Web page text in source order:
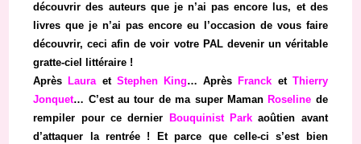
découvrir des auteurs que je n’ai pas encore lus, et des
livres que je n’ai pas encore eu l’occasion de vous faire
découvrir, ceci afin de voir votre PAL devenir un véritable
gratte-ciel littéraire !
Après Lauraet Stephen King… Après Franck et Thierry
Jonquet… C’est au tour de ma super Maman Roseline de
rempiler pour ce dernier
Bouquinist Park aoûtien avant
d’attaquer la rentrée ! Et parce que celle-ci s’est bien